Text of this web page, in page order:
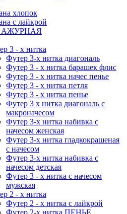
хлопок
с лайкрой
АЖУРНАЯ
3 - х нитка
Футер 3-х нитка диагональ
Футер 3 - х нитка барашек флис
Футер 3 - х нитка начес пенье
Футер 3 - х нитка петля
Футер 3 - х нитка пенье
Футер 3 х нитка диагональ с
макроначесом
Футер 3-х нитка набивка с
начесом женская
Футер 3-х нитка гладкокрашеная
с начесом
Футер 3-х нитка набивка с
начесом детская
Футер 3 - х нитка с начесом
мужская
2 - х нитка
Футер 2 - х нитка с лайкрой
Футер 2-х нитка ПЕНЬЕ